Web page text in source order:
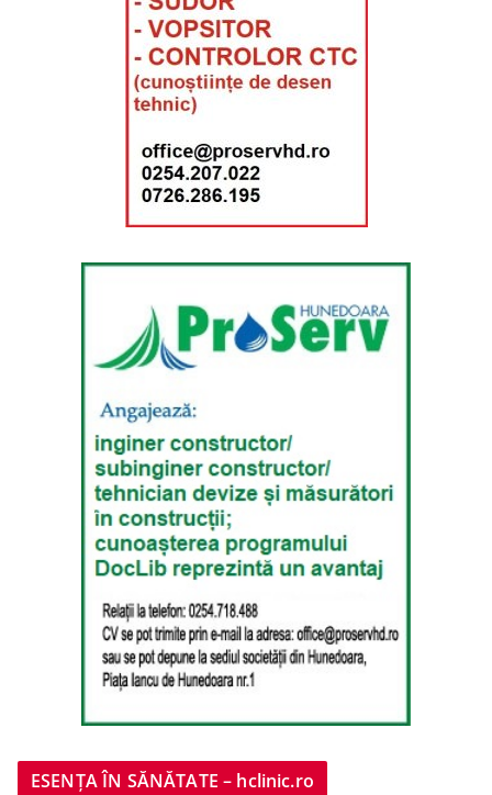
ESENȚA ÎN SĂNĂTATE – hclinic.ro